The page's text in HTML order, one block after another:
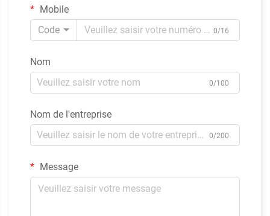
Mobile
Code
0/16
Nom
0/100
Nom de l'entreprise
0/200
Message